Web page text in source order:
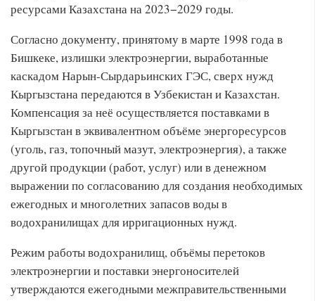
ресурсами Казахстана на 2023−2029 годы.
Согласно документу, принятому в марте 1998 года в
Бишкеке, излишки электроэнергии, выработанные
каскадом Нарын-Сырдарьинских ГЭС, сверх нужд
Кыргызстана передаются в Узбекистан и Казахстан.
Компенсация за неё осуществляется поставками в
Кыргызстан в эквивалентном объёме энергоресурсов
(уголь, газ, топочный мазут, электроэнергия), а также
другой продукции (работ, услуг) или в денежном
выражении по согласованию для создания необходимых
ежегодных и многолетних запасов воды в
водохранилищах для ирригационных нужд.
Режим работы водохранилищ, объёмы перетоков
электроэнергии и поставки энергоносителей
утверждаются ежегодными межправительственными